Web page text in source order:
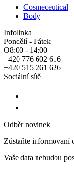
Cosmeceutical
Body
Infolinka
Pondělí - Pátek
O8:00 - 14:00
+420 776 602 616
+420 515 261 626
Sociální sítě
Odběr novinek
Zůstaňte informovaní
Vaše data nebudou